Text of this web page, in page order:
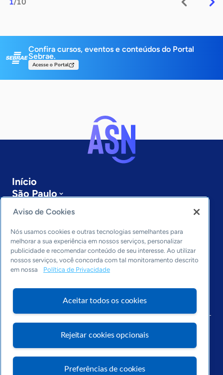
Confira cursos, eventos e conteúdos do Portal
Sebrae.
Acesse o Portal
Início
São Paulo
Sobre a ASN
Últimas notícias
Entre em contato
Editorias
Economia & Política
Inovação & Tecnologia
Cultura empreendedora
Arquivo
Aviso de Cookies
Nós usamos cookies e outras tecnologias semelhantes para
melhorar a sua experiência em nossos serviços, personalizar
publicidade e recomendar conteúdo de seu interesse. Ao utilizar
nossos serviços, você concorda com tal monitoramento descrito
em nossa
Política de Privacidade
Aceitar todos os cookies
Rejeitar cookies opcionais
Preferências de cookies